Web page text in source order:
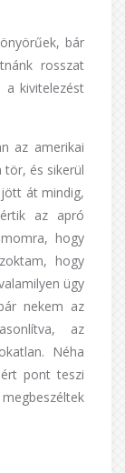
bár
rosszat
kivitelezést
az amerikai
és sikerül
át mindig,
az apró
hogy
hogy
ügy
nekem az
az
Néha
pont teszi